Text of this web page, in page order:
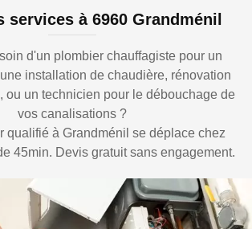
services à 6960 Grandménil
d'un plombier chauffagiste pour un
installation de chaudière, rénovation
ou un technicien pour le débouchage de
vos canalisations ?
qualifié à Grandménil se déplace chez
45min. Devis gratuit sans engagement.